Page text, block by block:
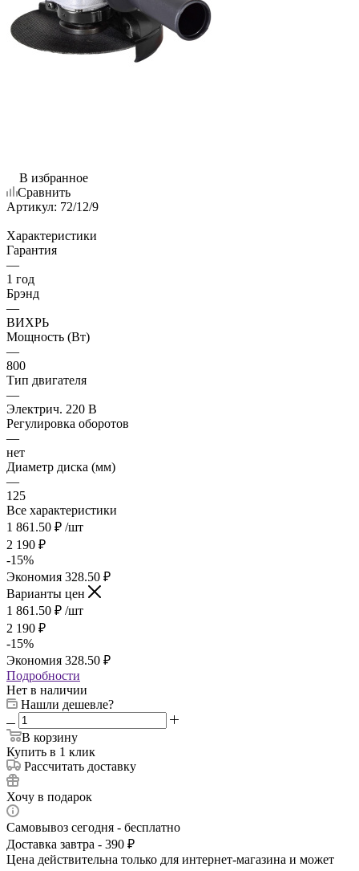
В избранное
Сравнить
Артикул: 72/12/9
Характеристики
Гарантия
—
1 год
Брэнд
—
ВИХРЬ
Мощность (Вт)
—
800
Тип двигателя
—
Электрич. 220 В
Регулировка оборотов
—
нет
Диаметр диска (мм)
—
125
Все характеристики
1 861.50 ₽ /шт
2 190 ₽
-15%
Экономия 328.50 ₽
Варианты цен
1 861.50 ₽ /шт
2 190 ₽
-15%
Экономия 328.50 ₽
Подробности
Нет в наличии
Нашли дешевле?
В корзину
Купить в 1 клик
Рассчитать доставку
Хочу в подарок
Самовывоз сегодня - бесплатно
Доставка завтра - 390 ₽
Цена действительна только для интернет-магазина и может